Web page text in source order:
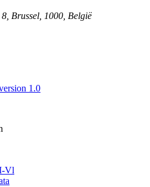
8 Brussel 1000 België
1.0
Vl